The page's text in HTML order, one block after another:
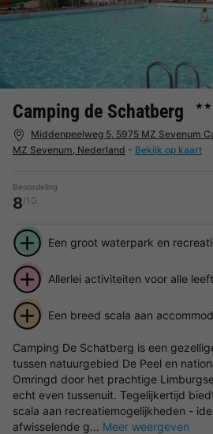
Camping de Schatberg
Middenpeelweg 5, 5975 MZ Sevenum
MZ Sevenum, Nederland - Bekijk op kaart
Beoordeling
8/10
Een groot waterpark en
Allerlei activiteiten voor alle
Een breed scala aan
Camping De Schatberg is een
tussen natuurgebied De Peel en
Omringd door het prachtige
echt even tussenuit. Tegelijkertijd
scala aan recreatiemogelijkheden -
afwisselende g... Meer weergeven